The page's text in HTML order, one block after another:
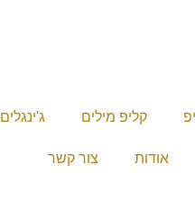
קליפ מילים ג'ינגלים
אודות צור קשר